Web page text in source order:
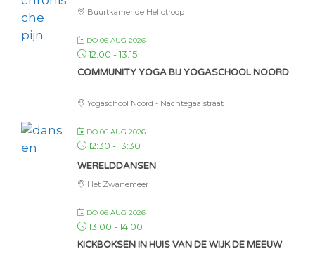
Buurtkamer de Heliotroop
DO 06 AUG 2026
12:00 -13:15
COMMUNITY YOGA BIJ YOGASCHOOL NOORD
Yogaschool Noord - Nachtegaalstraat
DO 06 AUG 2026
12:30 -13:30
WERELDDANSEN
Het Zwanemeer
DO 06 AUG 2026
13:00 -14:00
KICKBOKSEN IN HUIS VAN DE WIJK DE MEEUW